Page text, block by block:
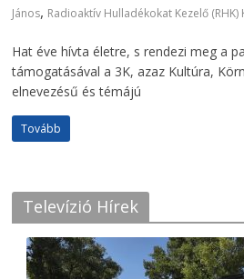
János, Radioaktív Hulladékokat Kezelő (RHK)
Hat éve hívta életre, s rendezi meg a
támogatásával a 3K, azaz Kultúra,
elnevezésű és témájú
Tovább
Televízió Hírek